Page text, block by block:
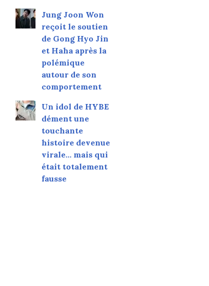
Jung Joon Won
reçoit le soutien
de Gong Hyo Jin
et Haha après la
polémique
autour de son
comportement
Un idol de HYBE
dément une
touchante
histoire devenue
virale... mais qui
était totalement
fausse